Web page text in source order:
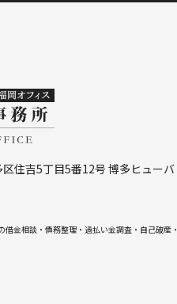
住吉5丁目5番12号博多ヒュー
金相談・債務整理・過払い金調査・自己破産